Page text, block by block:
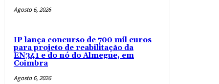
Agosto 6, 2026
IP lança concurso de 700 mil euros
para projeto de reabilitação da
EN341 e do nó do Almegue, em
Coimbra
Agosto 6, 2026